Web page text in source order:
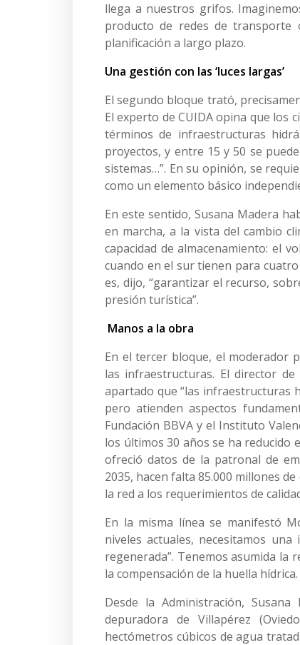
llega a nuestros grifos.
producto de redes de transporte
planificación a largo plazo.
Una gestión con las ‘luces largas’
El segundo bloque trató,
El experto de CUIDA opina que los
términos de infraestructuras
proyectos, y entre 15 y 50 se
sistemas…”. En su opinión, se
como un elemento básico
En este sentido, Susana Madera
en marcha, a la vista del cambio
capacidad de almacenamiento: el
cuando en el sur tienen para
es, dijo, “garantizar el recurso,
presión turística”.
Manos a la obra
En el tercer bloque, el moderador
las infraestructuras. El director
apartado que “las infraestructuras
pero atienden aspectos
Fundación BBVA y el Instituto
los últimos 30 años se ha reducido
ofreció datos de la patronal de
2035, hacen falta 85.000 millones
la red a los requerimientos de
En la misma línea se manifestó
niveles actuales, necesitamos
regenerada”. Tenemos asumida la
la compensación de la huella hídrica.
Desde la Administración,
depuradora de Villapérez
hectómetros cúbicos de agua